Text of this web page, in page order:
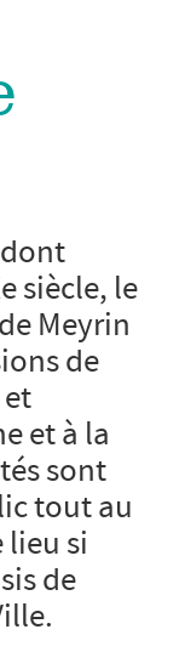
siècle, le
Meyrin
de
et à la
sont
tout au
lieu si
de